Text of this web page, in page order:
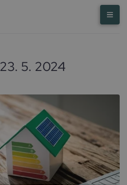
23. 5. 2024